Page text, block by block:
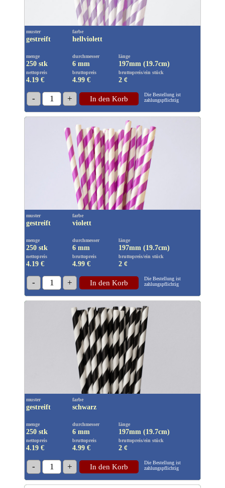
muster
gestreift
farbe
hellviolett
menge
250 stk
durchmesser
6 mm
länge
197mm (19.7cm)
nettopreis
4.19 €
bruttopreis
4.99 €
bruttopreis/ein stück
2 ¢
- 1 + In den Korb
Die Bestellung ist
zahlungspflichtig
muster
gestreift
farbe
violett
menge
250 stk
durchmesser
6 mm
länge
197mm (19.7cm)
nettopreis
4.19 €
bruttopreis
4.99 €
bruttopreis/ein stück
2 ¢
- 1 + In den Korb
Die Bestellung ist
zahlungspflichtig
muster
gestreift
farbe
schwarz
menge
250 stk
durchmesser
6 mm
länge
197mm (19.7cm)
nettopreis
4.19 €
bruttopreis
4.99 €
bruttopreis/ein stück
2 ¢
- 1 + In den Korb
Die Bestellung ist
zahlungspflichtig